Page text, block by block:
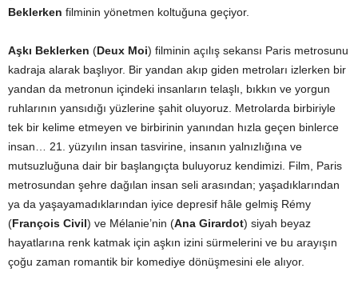
Beklerken filminin yönetmen koltuğuna geçiyor.
Aşkı Beklerken (Deux Moi) filminin açılış sekansı Paris metrosunu
kadraja alarak başlıyor. Bir yandan akıp giden metroları izlerken bir
yandan da metronun içindeki insanların telaşlı, bıkkın ve yorgun
ruhlarının yansıdığı yüzlerine şahit oluyoruz. Metrolarda birbiriyle
tek bir kelime etmeyen ve birbirinin yanından hızla geçen binlerce
insan… 21. yüzyılın insan tasvirine, insanın yalnızlığına ve
mutsuzluğuna dair bir başlangıçta buluyoruz kendimizi. Film, Paris
metrosundan şehre dağılan insan seli arasından; yaşadıklarından
ya da yaşayamadıklarından iyice depresif hâle gelmiş Rémy
(François Civil) ve Mélanie’nin (Ana Girardot) siyah beyaz
hayatlarına renk katmak için aşkın izini sürmelerini ve bu arayışın
çoğu zaman romantik bir komediye dönüşmesini ele alıyor.